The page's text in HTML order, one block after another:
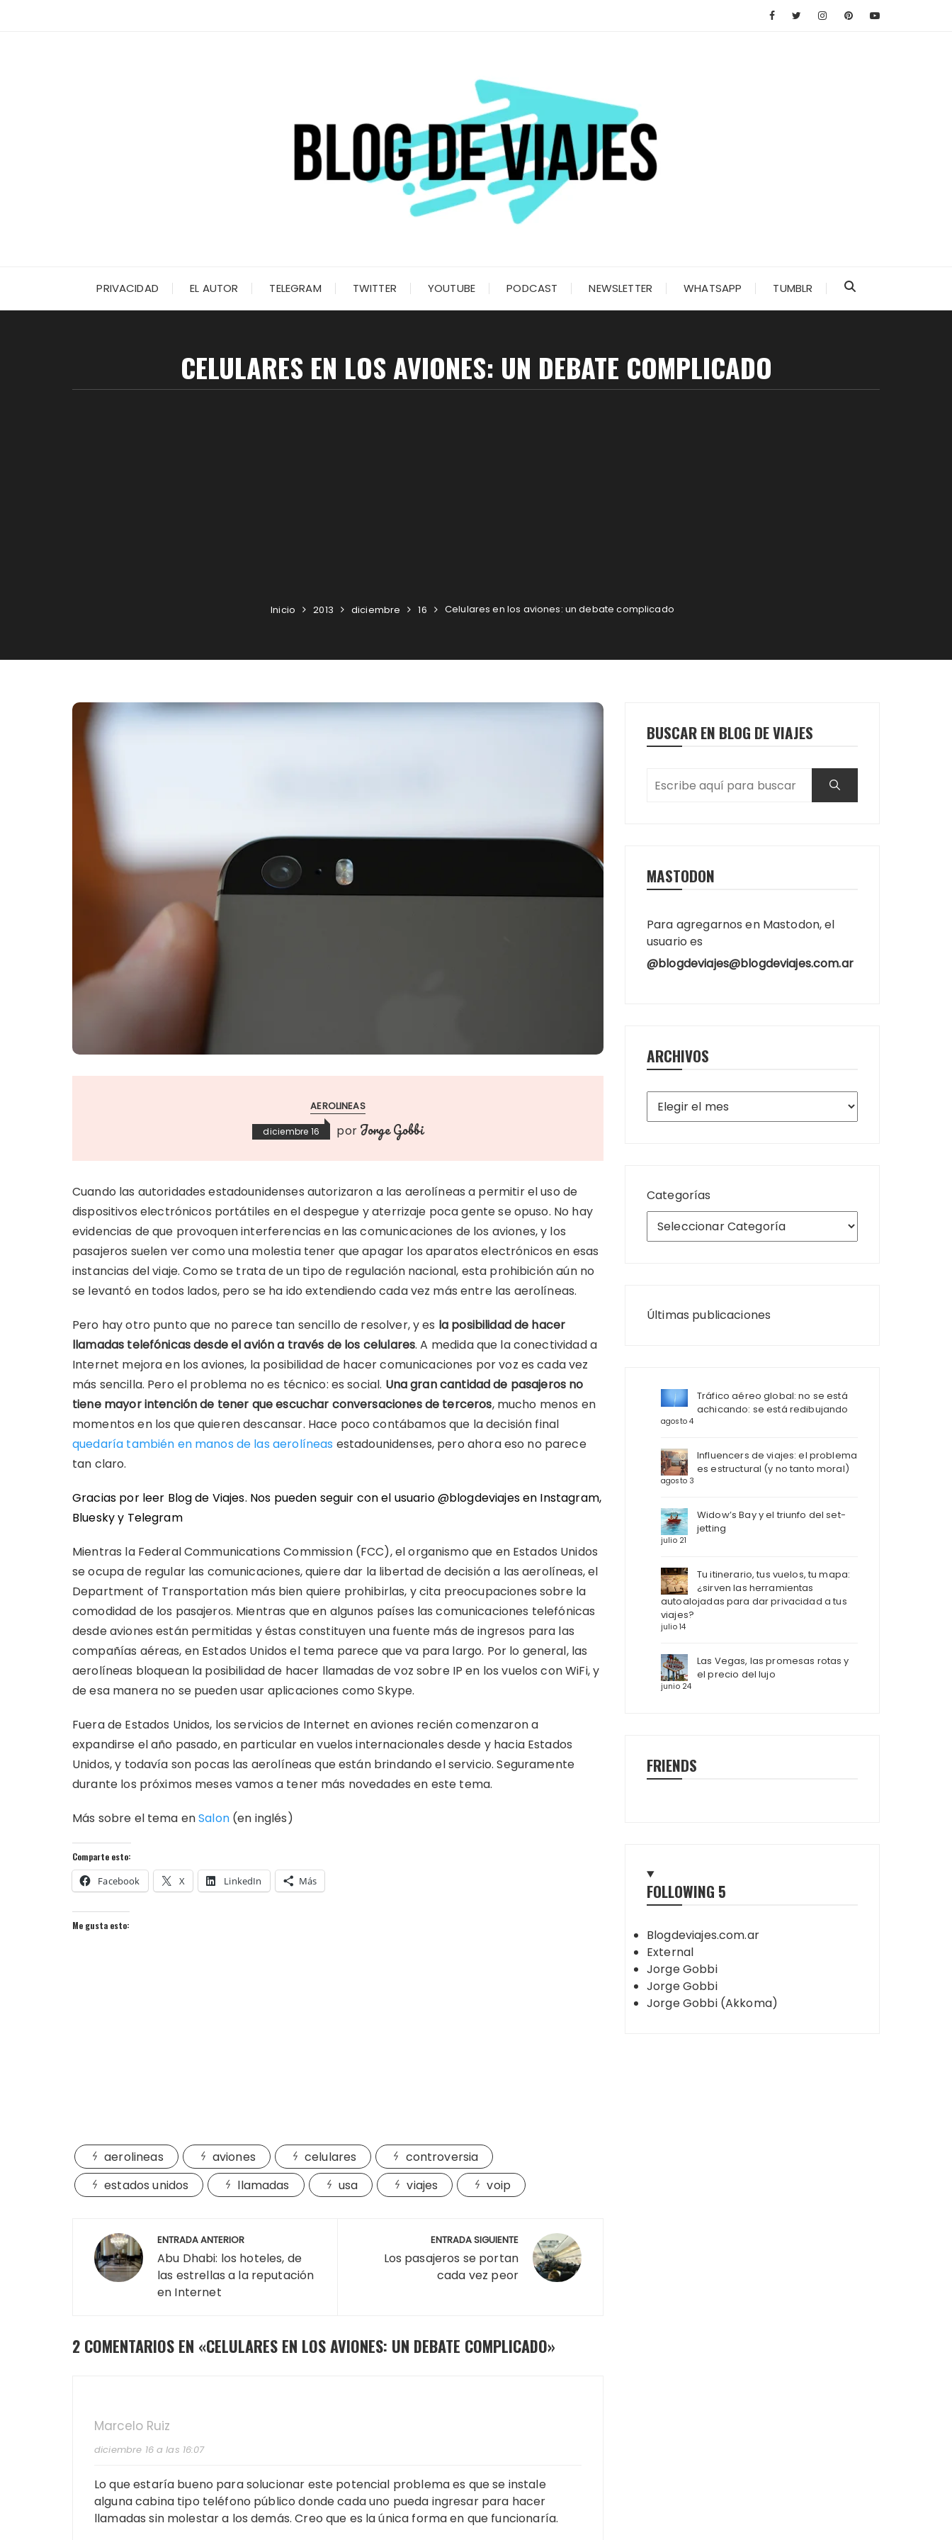
PRIVACIDAD EL AUTOR TELEGRAM TWITTER YOUTUBE PODCAST NEWSLETTER WHATSAPP TUMBLR
CELULARES EN LOS AVIONES: UN DEBATE COMPLICADO
Inicio 2013 diciembre 16 Celulares en los aviones: un debate complicado
AEROLINEAS
diciembre 16 por Jorge Gobbi
Cuando las autoridades estadounidenses autorizaron a las aerolíneas a permitir el uso de
dispositivos electrónicos portátiles en el despegue y aterrizaje poca gente se opuso. No hay
evidencias de que provoquen interferencias en las comunicaciones de los aviones, y los
pasajeros suelen ver como una molestia tener que apagar los aparatos electrónicos en esas
instancias del viaje. Como se trata de un tipo de regulación nacional, esta prohibición aún no
se levantó en todos lados, pero se ha ido extendiendo cada vez más entre las aerolíneas.
Pero hay otro punto que no parece tan sencillo de resolver, y es la posibilidad de hacer
llamadas telefónicas desde el avión a través de los celulares. A medida que la conectividad a
Internet mejora en los aviones, la posibilidad de hacer comunicaciones por voz es cada vez
más sencilla. Pero el problema no es técnico: es social. Una gran cantidad de pasajeros no
tiene mayor intención de tener que escuchar conversaciones de terceros, mucho menos en
momentos en los que quieren descansar. Hace poco contábamos que la decisión final
quedaría también en manos de las aerolíneas estadounidenses, pero ahora eso no parece
tan claro.
Gracias por leer Blog de Viajes. Nos pueden seguir con el usuario @blogdeviajes en Instagram,
Blueskyy Telegram
Mientras la Federal Communications Commission (FCC), el organismo que en Estados Unidos
se ocupa de regular las comunicaciones, quiere dar la libertad de decisión a las aerolíneas, el
Department of Transportation más bien quiere prohibirlas, y cita preocupaciones sobre la
comodidad de los pasajeros. Mientras que en algunos países las comunicaciones telefónicas
desde aviones están permitidas y éstas constituyen una fuente más de ingresos para las
compañías aéreas, en Estados Unidos el tema parece que va para largo. Por lo general, las
aerolíneas bloquean la posibilidad de hacer llamadas de voz sobre IP en los vuelos con WiFi, y
de esa manera no se pueden usar aplicaciones como Skype.
Fuera de Estados Unidos, los servicios de Internet en aviones recién comenzaron a
expandirse el año pasado, en particular en vuelos internacionales desde y hacia Estados
Unidos, y todavía son pocas las aerolíneas que están brindando el servicio. Seguramente
durante los próximos meses vamos a tener más novedades en este tema.
Más sobre el tema enSalon(en inglés)
Comparte esto:
Facebook X LinkedIn Más
Me gusta esto:
aerolineas aviones celulares
controversia
estados unidos
llamadas usa viajes voip
Navegación
de
entradas
ENTRADA ANTERIOR
Abu Dhabi: los hoteles, de
las estrellas a la reputación
en Internet
ENTRADA SIGUIENTE
Los pasajeros se portan
cada vez peor
2 COMENTARIOS EN «CELULARES EN LOS AVIONES: UN DEBATE COMPLICADO»
Marcelo Ruiz
diciembre 16 a las 16:07
Lo que estaría bueno para solucionar este potencial problema es que se instale
alguna cabina tipo teléfono público donde cada uno pueda ingresar para hacer
llamadas sin molestar a los demás. Creo que es la única forma en que funcionaría.
BUSCAR EN BLOG DE VIAJES
MASTODON
Para agregarnos en Mastodon, el
usuario es
@blogdeviajes@blogdeviajes.com.ar
ARCHIVOS
Archivos
Categorías
Últimas publicaciones
Tráfico aéreo global: no se está
achicando: se está redibujando
agosto 4
Influencers de viajes: el problema
es estructural (y no tanto moral)
agosto 3
Widow’s Bay y el triunfo del set-
jetting
julio 21
Tu itinerario, tus vuelos, tu mapa:
¿sirven las herramientas
autoalojadas para dar privacidad a tus
viajes?
julio 14
Las Vegas, las promesas rotas y
el precio del lujo
junio 24
FRIENDS
FOLLOWING 5
Blogdeviajes.com.ar
External
Jorge Gobbi
Jorge Gobbi
Jorge Gobbi (Akkoma)